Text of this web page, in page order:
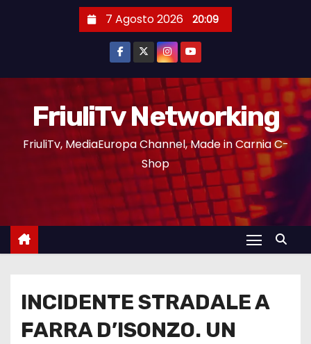
7 Agosto 2026 20:09
FriuliTv Networking
FriuliTv, MediaEuropa Channel, Made in Carnia C-
Shop
INCIDENTE STRADALE A
FARRA D’ISONZO. UN